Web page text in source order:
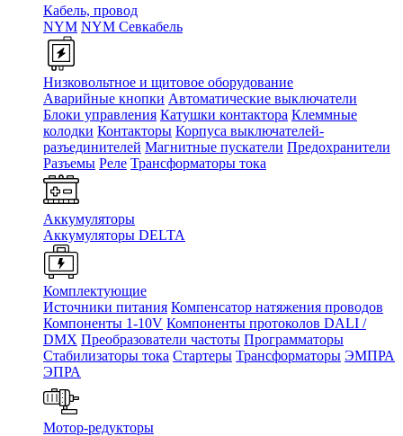
Кабель, провод
NYM NYM Севкабель
Низковольтное и щитовое оборудование
Аварийные кнопки Автоматические выключатели
Блоки управления Катушки контактора Клеммные
колодки Контакторы Корпуса выключателей-
разъединителей Магнитные пускатели Предохранители
Разъемы Реле Трансформаторы тока
Аккумуляторы
Аккумуляторы DELTA
Комплектующие
Источники питания Компенсатор натяжения проводов
Компоненты 1-10V Компоненты протоколов DALI /
DMX Преобразователи частоты Программаторы
Стабилизаторы тока Стартеры Трансформаторы ЭМПРА
ЭПРА
Мотор-редукторы